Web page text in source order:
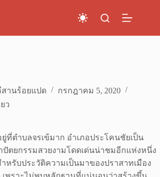
านร้อยแปด
กรกฎาคม 5, 2020
ว
ที่ตำบลจรเข้มาก อำเภอประโคนชัยเป็น
ตยกรรมสวยงามโดดเด่นน่าชมอีกแห่งหนึ่ง
หรับประวัติความเป็นมาของปราสาทเมือง